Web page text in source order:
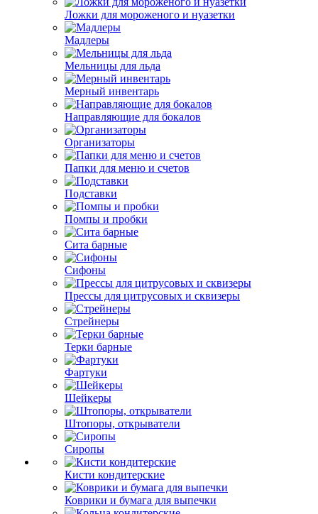
Ложки для мороженого и нуазетки
Мадлеры
Мельницы для льда
Мерный инвентарь
Направляющие для бокалов
Организаторы
Папки для меню и счетов
Подставки
Помпы и пробки
Сита барные
Сифоны
Прессы для цитрусовых и сквизеры
Стрейнеры
Терки барные
Фартуки
Шейкеры
Штопоры, открыватели
Сиропы
Кисти кондитерские
Коврики и бумага для выпечки